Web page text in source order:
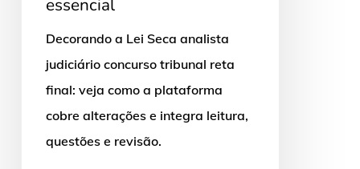
essencial
Decorando a Lei Seca analista
judiciário concurso tribunal reta
final: veja como a plataforma
cobre alterações e integra leitura,
questões e revisão.